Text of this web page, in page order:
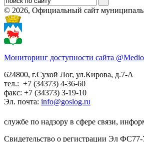
© 2026, Официальный сайт
Мониторинг доступности сайта
624800, г.Сухой Лог, ул.Кирова, д.7-А
тел.: +7 (34373) 4-36-60
факс: +7 (34373) 3-19-10
Эл. почта: info@goslog.ru
службе по надзору в сфере связи,
Свидетельство о регистрации Эл ФС77-